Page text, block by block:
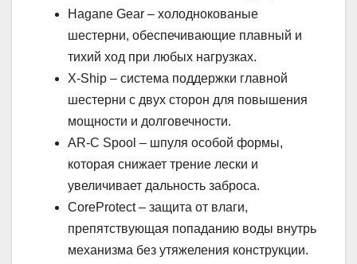
Hagane Gear – холоднокованые
шестерни, обеспечивающие плавный и
тихий ход при любых нагрузках.
X-Ship – система поддержки главной
шестерни с двух сторон для повышения
мощности и долговечности.
AR-C Spool – шпуля особой формы,
которая снижает трение лески и
увеличивает дальность заброса.
CoreProtect – защита от влаги,
препятствующая попаданию воды внутрь
механизма без утяжеления конструкции.